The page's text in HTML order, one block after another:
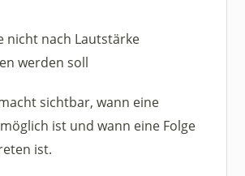
nicht nach Lautstärke
werden soll
sichtbar, wann eine
ist und wann eine Folge
ist.